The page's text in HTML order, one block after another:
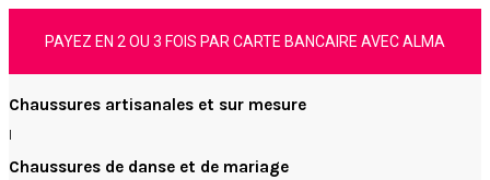
PAYEZ EN 2 OU 3 FOIS PAR CARTE BANCAIRE AVEC ALMA
Chaussures artisanales et sur mesure
Chaussures de danse et de mariage